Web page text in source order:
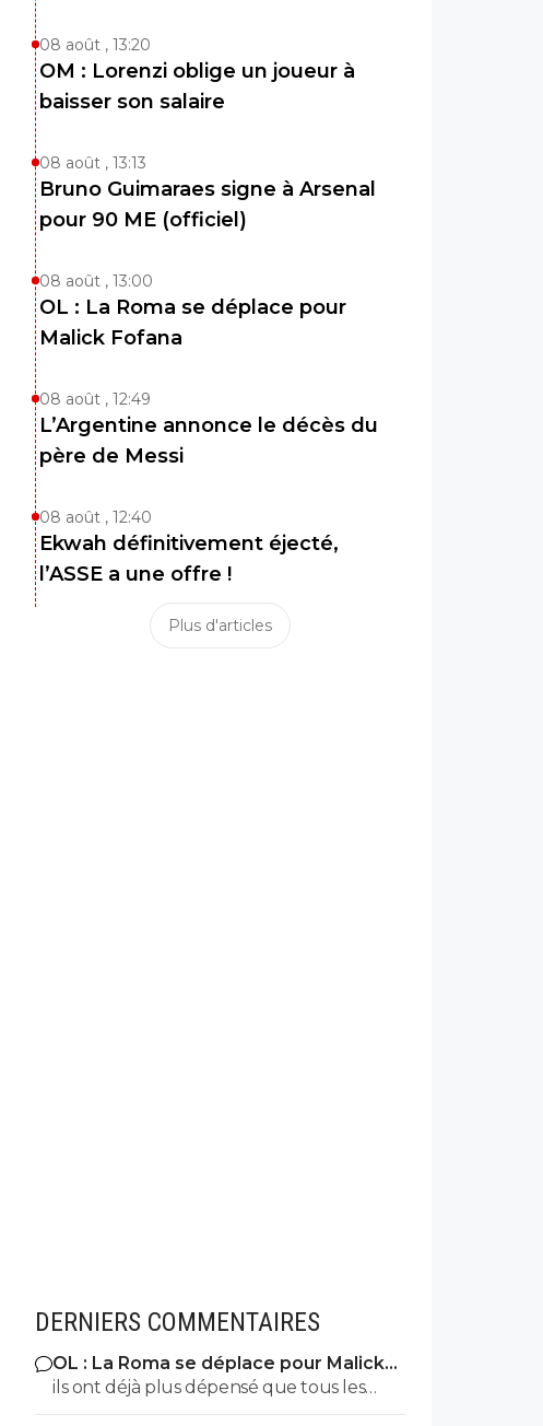
08 août , 13:20
OM : Lorenzi oblige un joueur à
baisser son salaire
08 août , 13:13
Bruno Guimaraes signe à Arsenal
pour 90 ME (officiel)
08 août , 13:00
OL : La Roma se déplace pour
Malick Fofana
08 août , 12:49
L’Argentine annonce le décès du
père de Messi
08 août , 12:40
Ekwah définitivement éjecté,
l’ASSE a une offre !
Plus d'articles
DERNIERS COMMENTAIRES
OL : La Roma se déplace pour Malick
Fofana
ils ont déjà plus dépensé que tous les
clubs de ligue macdo réunis hors quatar..